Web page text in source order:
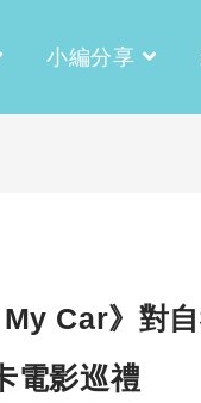
小編分享
Car》對自
電影巡禮